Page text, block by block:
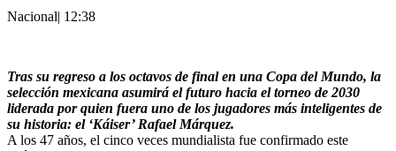
Nacional| 12:38
Tras su regreso a los octavos de final en una Copa del Mundo, la
selección mexicana asumirá el futuro hacia el torneo de 2030
liderada por quien fuera uno de los jugadores más inteligentes de
su historia: el ‘Káiser’ Rafael Márquez.
A los 47 años, el cinco veces mundialista fue confirmado este